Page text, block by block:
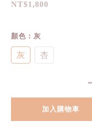
NT$1,800
顏色 : 灰
灰 杏
加入購物車